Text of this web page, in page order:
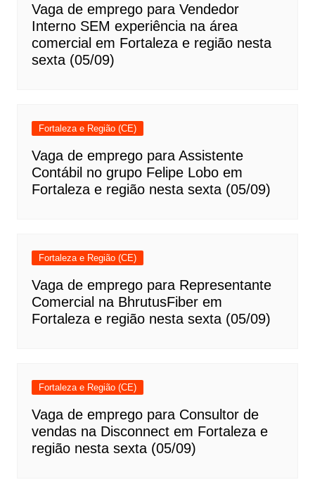
Vaga de emprego para Vendedor
Interno SEM experiência na área
comercial em Fortaleza e região nesta
sexta (05/09)
Fortaleza e Região (CE)
Vaga de emprego para Assistente
Contábil no grupo Felipe Lobo em
Fortaleza e região nesta sexta (05/09)
Fortaleza e Região (CE)
Vaga de emprego para Representante
Comercial na BhrutusFiber em
Fortaleza e região nesta sexta (05/09)
Fortaleza e Região (CE)
Vaga de emprego para Consultor de
vendas na Disconnect em Fortaleza e
região nesta sexta (05/09)